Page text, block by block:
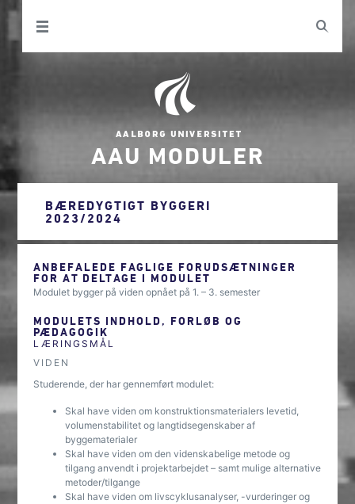
AAU MODULER
BÆREDYGTIGT BYGGERI
2023/2024
ANBEFALEDE FAGLIGE FORUDSÆTNINGER
FOR AT DELTAGE I MODULET
Modulet bygger på viden opnået på 1. – 3. semester
MODULETS INDHOLD, FORLØB OG
PÆDAGOGIK
LÆRINGSMÅL
VIDEN
Studerende, der har gennemført modulet:
Skal have viden om konstruktionsmaterialers levetid,
volumenstabilitet og langtidsegenskaber af
byggematerialer
Skal have viden om den videnskabelige metode og
tilgang anvendt i projektarbejdet – samt mulige alternative
metoder/tilgange
Skal have viden om livscyklusanalyser, -vurderinger og